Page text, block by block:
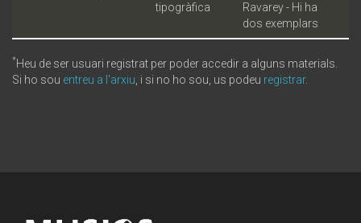
tipogràfica
Ravarey - Hi ha
dos exemplars
*Heu de ser usuari registrat per poder accedir a alguns materials.
Si ho sou entreu a l'arxiu , i si no ho sou, us podeu registrar.